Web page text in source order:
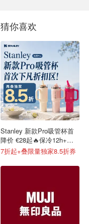
猜你喜欢
Stanley 新款Pro吸管杯首
降价 €28起🔥保冷12h+，
便携不漏水
7折起+叠限量独家8.5折券